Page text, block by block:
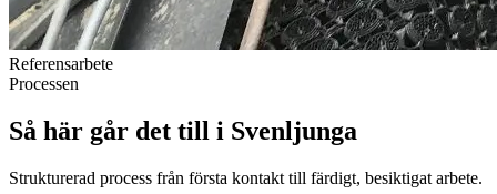
Referensarbete
Processen
Så här går det till i Svenljunga
Strukturerad process från första kontakt till färdigt, besiktigat arbete.